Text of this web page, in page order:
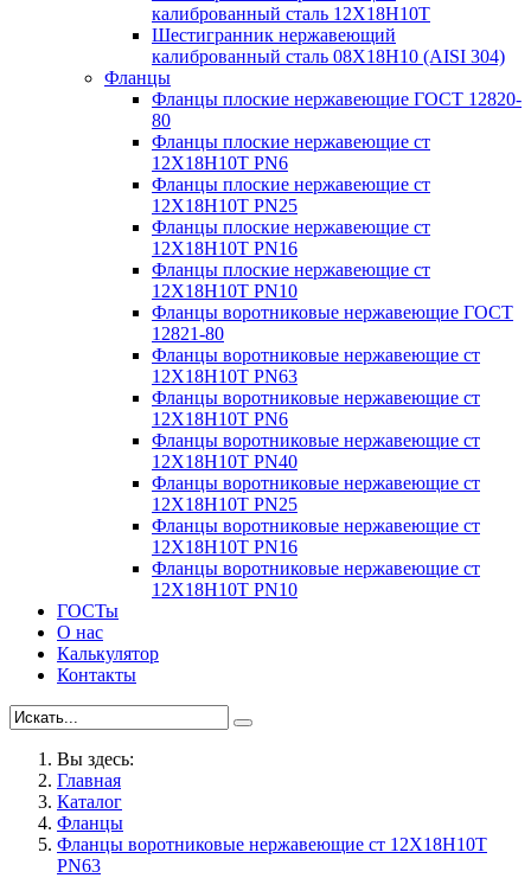
калиброванный сталь 12Х18Н10Т
Шестигранник нержавеющий
калиброванный сталь 08Х18Н10 (AISI 304)
Фланцы
Фланцы плоские нержавеющие ГОСТ 12820-
80
Фланцы плоские нержавеющие ст
12Х18Н10Т PN6
Фланцы плоские нержавеющие ст
12Х18Н10Т PN25
Фланцы плоские нержавеющие ст
12Х18Н10Т PN16
Фланцы плоские нержавеющие ст
12Х18Н10Т PN10
Фланцы воротниковые нержавеющие ГОСТ
12821-80
Фланцы воротниковые нержавеющие ст
12Х18Н10Т PN63
Фланцы воротниковые нержавеющие ст
12Х18Н10Т PN6
Фланцы воротниковые нержавеющие ст
12Х18Н10Т PN40
Фланцы воротниковые нержавеющие ст
12Х18Н10Т PN25
Фланцы воротниковые нержавеющие ст
12Х18Н10Т PN16
Фланцы воротниковые нержавеющие ст
12Х18Н10Т PN10
ГОСТы
О нас
Калькулятор
Контакты
Вы здесь:
Главная
Каталог
Фланцы
Фланцы воротниковые нержавеющие ст 12Х18Н10Т
PN63